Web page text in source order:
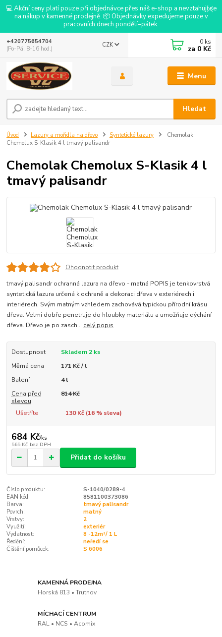
💻 Akční ceny platí pouze při objednávce přes náš e-shop a nevztahují se
na nákup v kamenné prodejně. 📦 Objednávky expedujeme pouze v
pracovních dnech pondělí–pátek.
Menu
CZK
Hledat
+420775654704
(Po-Pá, 8-16 hod.)
0 ks
za 0 Kč
Úvod Lazury a mořidla na dřevo Syntetické lazury
Chemolak
Chemolux S-Klasik 4 l tmavý palisandr
Chemolak Chemolux S-Klasik 4 l
tmavý palisandr
Ohodnotit produkt
tmavý palisandr ochranná lazura na dřevo - matná POPIS je tenkovrstvá
syntetická lazura určená k ochraně a dekoraci dřeva v exteriérech i
interiérech. Svým matným vzhledem zachovává typickou přírodní krásu
dřeva. Velmi dobře penetruje do hloubky materiálu a umožňuje dýchání
dřeva. Dřevo je po zasch... celý popis
Dostupnost
Skladem 2 ks
Měrná cena
171 Kč / l
Balení
4 l
Cena před
slevou
814 Kč
Ušetříte 130 Kč (16% sleva)
684 Kč/ks
565 Kč bez DPH
Přidat do košíku
Číslo produktu:
S-1040/0289-4
EAN kód:
8581100373086
Barva:
tmavý palisandr
Povrch:
matný
Vrstvy:
2
Využití:
exteriér
Vydatnost:
8 -12m²/ 1 L
Ředění:
neředí se
Čištění pomůcek:
S 6006
KAMENNÁ PRODEJNA
Horská 813 • Trutnov
MÍCHACÍ CENTRUM
RAL • NCS • Acomix